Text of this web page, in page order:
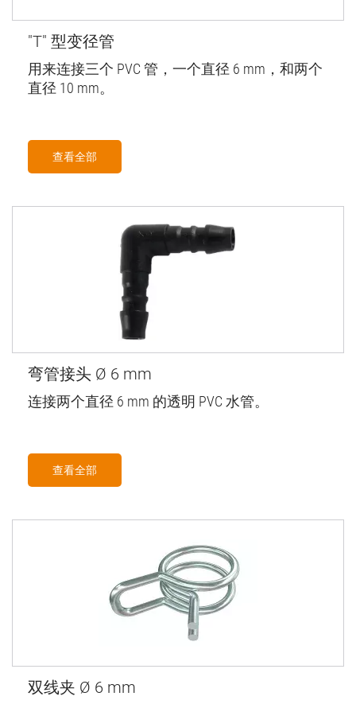
"T" 型变径管
用来连接三个 PVC 管，一个直径 6 mm，和两个
直径 10 mm。
查看全部
弯管接头 Ø 6 mm
连接两个直径 6 mm 的透明 PVC 水管。
查看全部
双线夹 Ø 6 mm